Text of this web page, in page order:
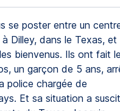
se poster entre un
Dilley, dans le Texas, et
bienvenus. Ils ont fait le
un garçon de 5 ans,
police chargée de
Et sa situation a